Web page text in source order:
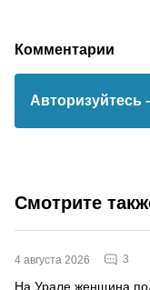
Комментарии
Авторизуйтесь
Смотрите
4 августа 2026 3
На Урале женщина